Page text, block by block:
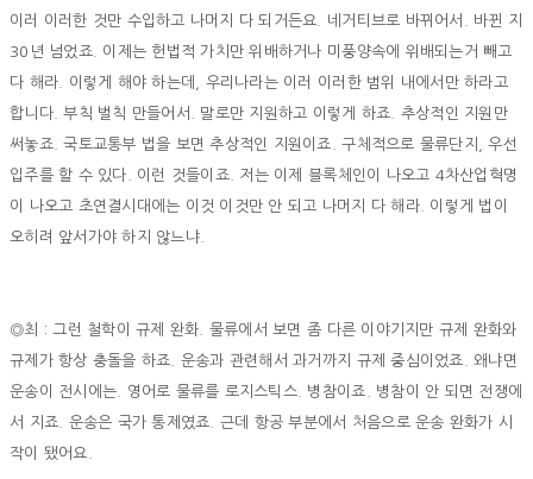
이러 이러한 것만 수입하고 나머지 다 되거든요. 네거티브로 바뀌어서. 바뀐 지
30년 넘었죠. 이제는 헌법적 가치만 위배하거나 미풍양속에 위배되는거 빼고
다 해라. 이렇게 해야 하는데, 우리나라는 이러 이러한 범위 내에서만 하라고
합니다. 부칙 벌칙 만들어서. 말로만 지원하고 이렇게 하죠. 추상적인 지원만
써놓죠. 국토교통부 법을 보면 추상적인 지원이죠. 구체적으로 물류단지, 우선
입주를 할 수 있다. 이런 것들이죠. 저는 이제 블록체인이 나오고 4차산업혁명
이 나오고 초연결시대에는 이것 이것만 안 되고 나머지 다 해라. 이렇게 법이
오히려 앞서가야 하지 않느냐.
◎최 : 그런 철학이 규제 완화. 물류에서 보면 좀 다른 이야기지만 규제 완화와
규제가 항상 충돌을 하죠. 운송과 관련해서 과거까지 규제 중심이었죠. 왜냐면
운송이 전시에는. 영어로 물류를 로지스틱스. 병참이죠. 병참이 안 되면 전쟁에
서 지죠. 운송은 국가 통제였죠. 근데 항공 부분에서 처음으로 운송 완화가 시
작이 됐어요.